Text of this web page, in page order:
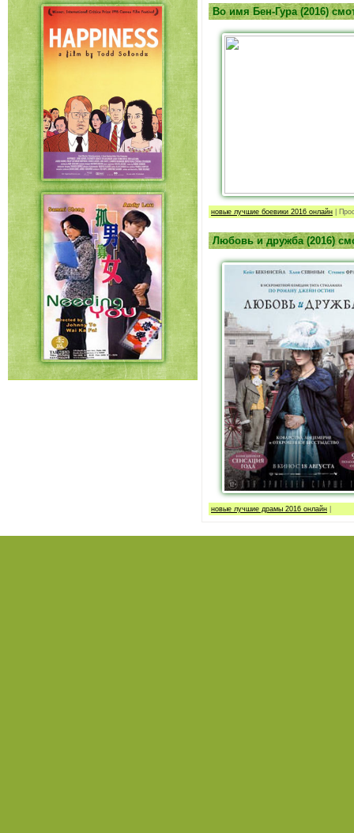
Во имя Бен-Гура (2016)
новые лучшие боевики 2016 онлайн
Любовь и дружба (2016)
новые лучшие драмы 2016 онлайн